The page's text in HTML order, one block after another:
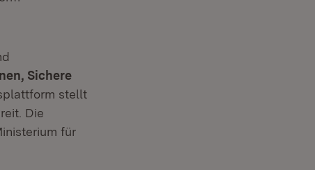
Sichere
stellt
Die
für